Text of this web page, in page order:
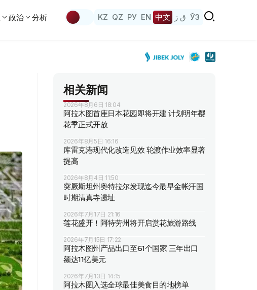
政治 分析 KZ QZ РУ EN 中文 ق ز ЎЗ
相关新闻
2026年8月6日 18:04
阿拉木图首座日本花园即将开建 计划明年樱
花季正式开放
2026年8月5日 16:16
库雷克港现代化改造见效 轮渡作业效率显著
提高
2026年8月4日 11:50
突厥斯坦州奥特拉尔发现迄今最早金帐汗国
时期清真寺遗址
2026年7月17日 21:16
莲花盛开！阿特劳州将开启赏花旅游路线
2026年7月15日 17:22
阿拉木图州产品出口至61个国家 三年出口
额达11亿美元
2026年7月13日 14:15
阿拉木图入选全球最佳美食目的地榜单